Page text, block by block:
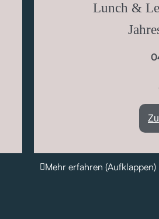
Lunch &
Mehr erfahren (Aufklappen)